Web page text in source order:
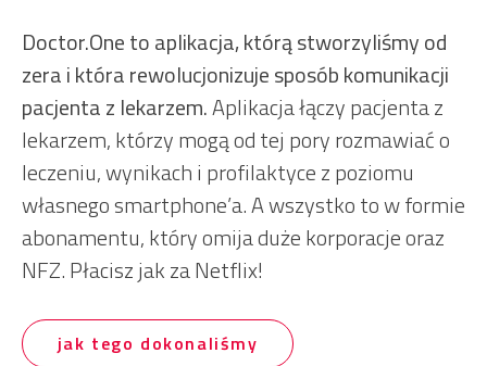
Doctor.One to aplikacja, którą stworzyliśmy od
zera i która rewolucjonizuje sposób komunikacji
pacjenta z lekarzem.Aplikacja łączy pacjenta z
lekarzem, którzy mogą od tej pory rozmawiać o
leczeniu, wynikach i profilaktyce z poziomu
własnego smartphone’a. A wszystko to w formie
abonamentu, który omija duże korporacje oraz
NFZ. Płacisz jak za Netflix!
jak tego dokonaliśmy